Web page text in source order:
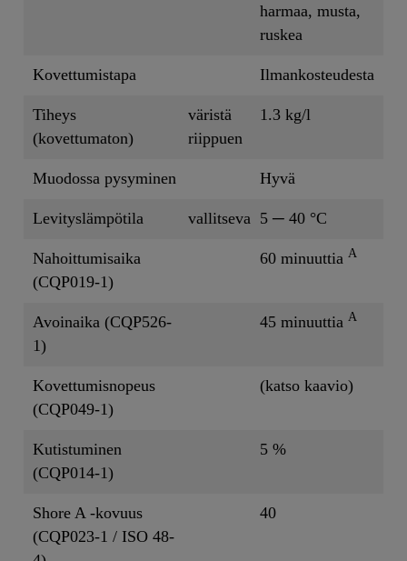
harmaa, musta,
ruskea
Kovettumistapa Ilmankosteudesta
Tiheys
(kovettumaton)
väristä
riippuen
1.3 kg/l
Muodossa pysyminen Hyvä
Levityslämpötila vallitseva 5 ─ 40 °C
Nahoittumisaika
(CQP019-1)
60 minuuttia A
Avoinaika (CQP526-
1)
45 minuuttia A
Kovettumisnopeus
(CQP049-1)
(katso kaavio)
Kutistuminen
(CQP014-1)
5 %
Shore A -kovuus
(CQP023-1 / ISO 48-
40